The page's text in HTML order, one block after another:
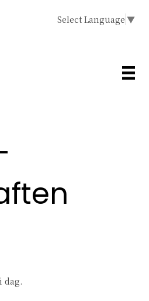
Select Language ▼
dag.